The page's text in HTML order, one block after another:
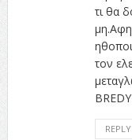
τι θα
τον
REPLY